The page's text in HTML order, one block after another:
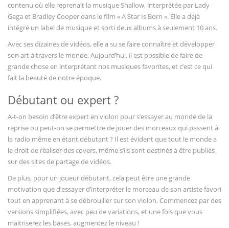
contenu où elle reprenait la musique Shallow, interprétée par Lady
Gaga et Bradley Cooper dans le film « A Star Is Born ». Elle a déjà
intégré un label de musique et sorti deux albums à seulement 10 ans.
Avec ses dizaines de vidéos, elle a su se faire connaître et développer
son art à travers le monde. Aujourd’hui, il est possible de faire de
grande chose en interprétant nos musiques favorites, et c’est ce qui
fait la beauté de notre époque.
Débutant ou expert ?
A-t-on besoin d’être expert en violon pour s’essayer au monde de la
reprise ou peut-on se permettre de jouer des morceaux qui passent à
la radio même en étant débutant ? Il est évident que tout le monde a
le droit de réaliser des covers, même s’ils sont destinés à être publiés
sur des sites de partage de vidéos.
De plus, pour un joueur débutant, cela peut être une grande
motivation que d’essayer d’interpréter le morceau de son artiste favori
tout en apprenant à se débrouiller sur son violon. Commencez par des
versions simplifiées, avec peu de variations, et une fois que vous
maitriserez les bases, augmentez le niveau !